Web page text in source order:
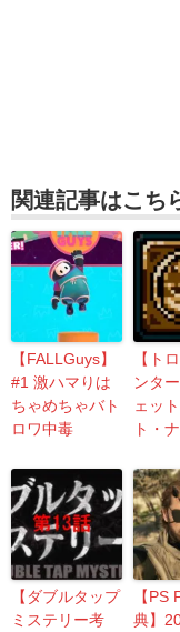
関連記事はこち
【FALLGuys】
#1 激ハマりは
ちゃめちゃバト
ロワ中毒
【ト
ンタ
ェッ
ト・
【ダブルタップ
ミステリー考
【PS
典】